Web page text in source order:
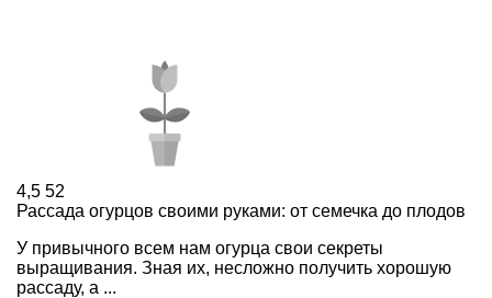
4,5 52
Рассада огурцов своими руками: от семечка до плодов
У привычного всем нам огурца свои секреты
выращивания. Зная их, несложно получить хорошую
рассаду, а ...